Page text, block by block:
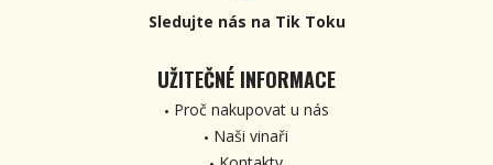
Sledujte nás na Tik Toku
UŽITEČNÉ INFORMACE
Proč nakupovat u nás
Naši vinaři